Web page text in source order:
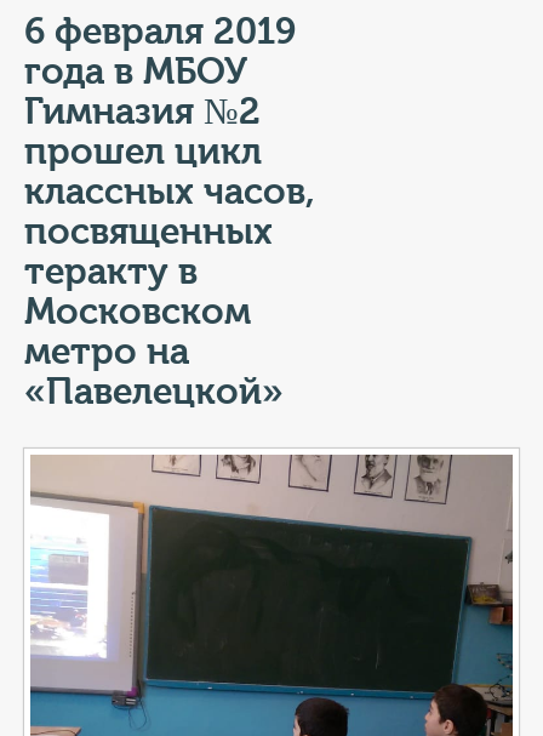
ТУРИСТАМ
КОНТАКТЫ
ГЕРОИ Z
КАТАЛОГ УСЛУГ
СЛУЖБА ПО КОНТРАКТУ
6 февраля 2019
года в МБОУ
Гимназия №2
прошел цикл
классных часов,
посвященных
теракту в
Московском
метро на
«Павелецкой»